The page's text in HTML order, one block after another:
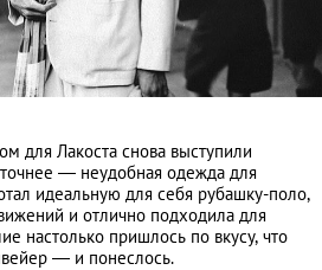
для Лакоста снова выступили
— неудобная одежда для
идеальную для себя рубашку-поло,
и отлично подходила для
настолько пришлось по вкусу, что
— и понеслось.